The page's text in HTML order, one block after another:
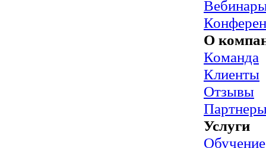
О
Команда
Клиенты
Отзывы
Услуги
Обучение